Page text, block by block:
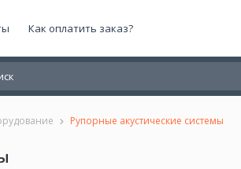
Как оплатить заказ?
Рупорные акустические системы